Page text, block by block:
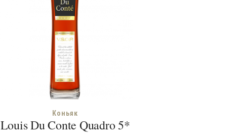
Коньяк
Louis Du Conte Quadro 5*